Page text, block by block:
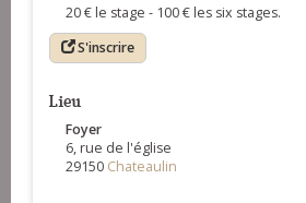
20 € le stage - 100 € les six stages.
S'inscrire
Lieu
Foyer
6, rue de l'église
29150 Chateaulin